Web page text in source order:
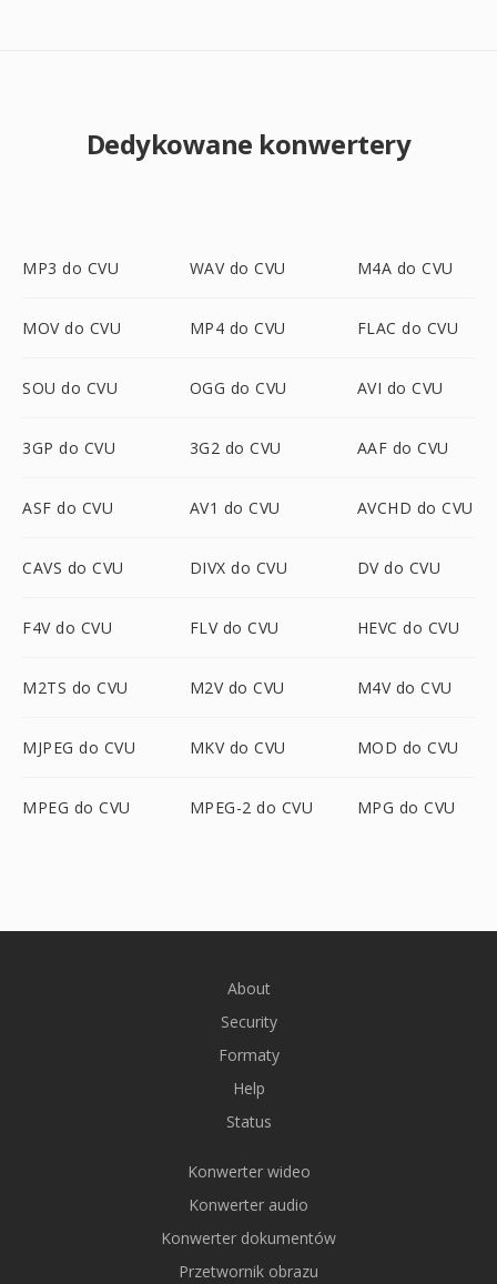
Dedykowane konwertery
MP3 do CVU WAV do CVU M4A do CVU
MOV do CVU MP4 do CVU FLAC do CVU
SOU do CVU OGG do CVU AVI do CVU
3GP do CVU 3G2 do CVU AAF do CVU
ASF do CVU AV1 do CVU AVCHD do CVU
CAVS do CVU DIVX do CVU DV do CVU
F4V do CVU FLV do CVU HEVC do CVU
M2TS do CVU M2V do CVU M4V do CVU
MJPEG do CVU MKV do CVU MOD do CVU
MPEG do CVU MPEG-2 do CVU MPG do CVU
About
Security
Formaty
Help
Status
Konwerter wideo
Konwerter audio
Konwerter dokumentów
Przetwornik obrazu